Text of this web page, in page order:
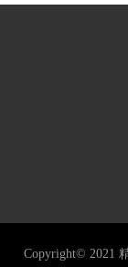
Copyright© 2021